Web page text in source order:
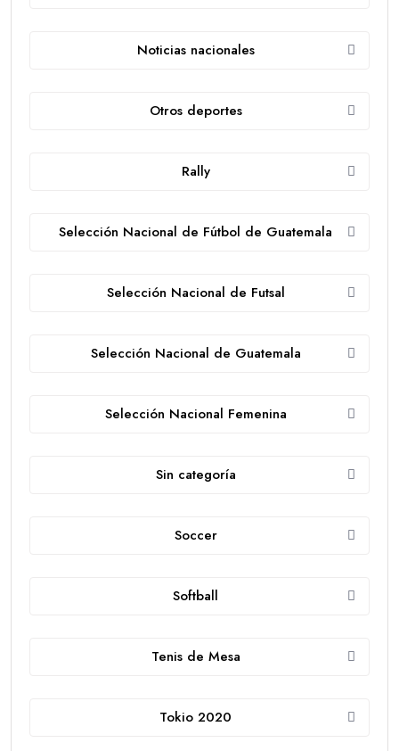
Noticias nacionales
Otros deportes
Rally
Selección Nacional de Fútbol de Guatemala
Selección Nacional de Futsal
Selección Nacional de Guatemala
Selección Nacional Femenina
Sin categoría
Soccer
Softball
Tenis de Mesa
Tokio 2020